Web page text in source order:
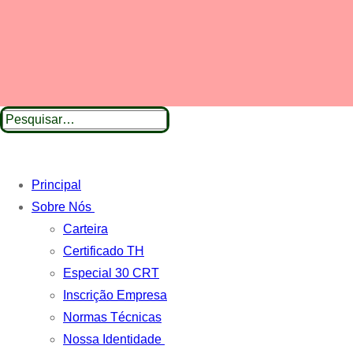
Pesquisar
Principal
Sobre Nós
Carteira
Certificado TH
Especial 30 CRT
Inscrição Empresa
Normas Técnicas
Nossa Identidade